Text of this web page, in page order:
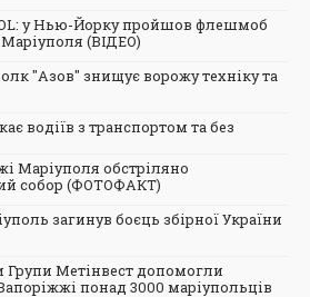
у Нью-Йорку пройшов флешмоб
(ВІДЕО)
"Азов" знищує ворожу техніку та
водіїв з транспортом та без
Маріуполя обстріляно
собор (ФОТОФАКТ)
загинув боєць збірної України
Групи Метінвест допомогли
понад 3000 маріупольців